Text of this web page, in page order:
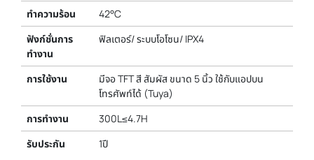
ทำความร้อน
42°C
ฟังก์ชั่นการ
ทำงาน
ฟิลเตอร์/ ระบบโอโซน/ IPX4
การใช้งาน
มีจอ TFT สี สัมผัส ขนาด 5 นิ้ว ใช้กับแอปบน
โทรศัพท์ได้ (Tuya)
การทำงาน
300L≤4.7H
รับประกัน
1ปี